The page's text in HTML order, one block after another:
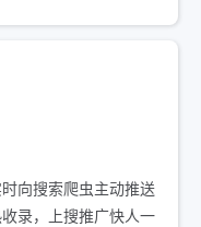
向搜索爬虫主动推送
录，上搜推广快人一